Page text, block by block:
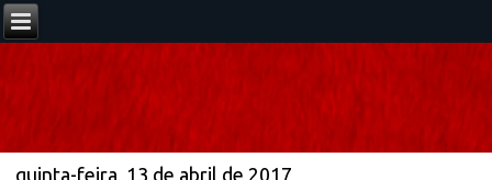
quinta-feira, 13 de abril de 2017